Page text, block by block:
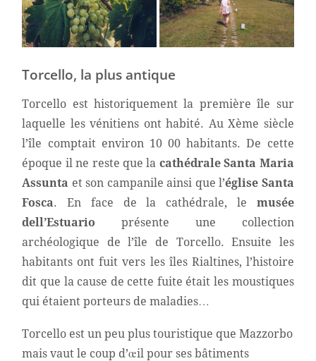
Torcello, la plus antique
Torcello est historiquement la première île sur
laquelle les vénitiens ont habité. Au Xème siècle
l’île comptait environ 10 00 habitants. De cette
époque il ne reste que la cathédrale Santa Maria
Assunta et son campanile ainsi que l’église Santa
Fosca. En face de la cathédrale, le musée
dell’Estuario présente une collection
archéologique de l’île de Torcello. Ensuite les
habitants ont fuit vers les îles Rialtines, l’histoire
dit que la cause de cette fuite était les moustiques
qui étaient porteurs de maladies…
Torcello est un peu plus touristique que Mazzorbo
mais vaut le coup d’œil pour ses bâtiments